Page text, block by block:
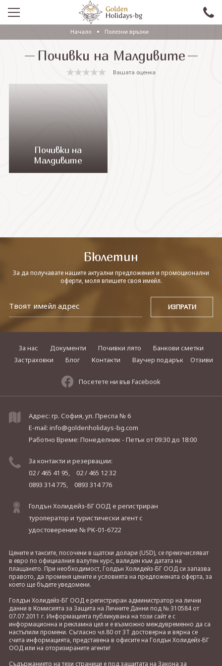
ПРОМО
EКСКУРЗИИ СЪС САМОЛЕТ
ЕКЗОТИКА
Начало Полезни връзки
Почивки на Малдивите
Вашата оценка
Почивки на
Малдивите
Бюлетин
За да получавате нашите актуални предложения и промоционални
оферти, моля впишете своя имейл.
За нас Документи Почивки лято
Банкови сметки
Застраховки
Блог Контакти Ваучер подарък Отзиви
Посетете ни във Facebook
Адрес: гр. София, ул. Преспа № 6
E-mail: info@goldenholidays-bg.com
Работно Време: Понеделник - Петъкот 09:30 до 18:00
За контакти и резервации:
02 / 465 41 95,
02 / 465 12 32
0893 314 775,
0893 314 776
Голдън Холидейз-БГ ООД е регистриран
туроператор и туристически агент с
удостоверение № РК-01-6722
Цените и таксите, посочени в щатски долари (USD), се преизчисляват
в евро по официалния валутен курс, валиден към датата на
плащането. При необходимост, Голдън Холидейз-БГ ООД си запазва
правото, да променя цените и условията на предложената оферта, за
което ще бъдете уведомени.
Голдън Холидейз-БГ ООД е регистриран администратор на лични
данни в Комисията за Защита на Личните Данни под № 310584 от
07.07.2011 г. Информацията публикувана на този сайт е с
информационна и рекламна цел и е възможно междувременно да са
настъпили промени. Съгласно чл.80 от ЗТ достоверна и вярна се
счита информацията, представена в офисите на Голдън Холидейз-БГ
ООД или на оторизираните агенти!
Съдържанието на тези страници е под защитата на Закона за